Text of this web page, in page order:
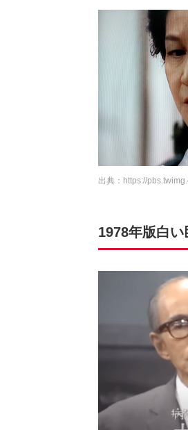
出典： https://
1978年版白